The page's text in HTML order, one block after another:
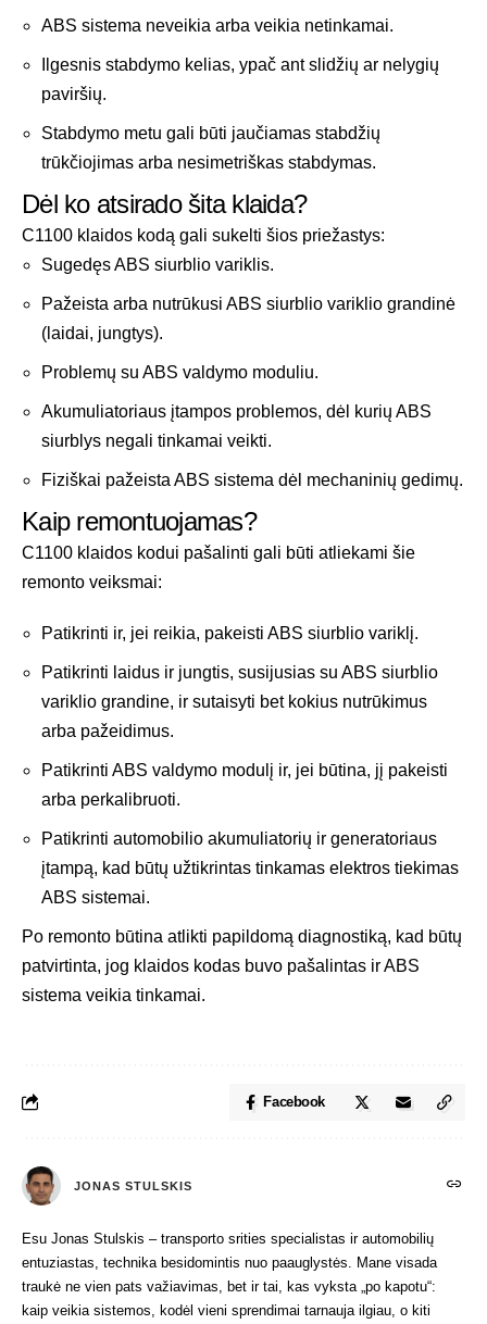
ABS sistema neveikia arba veikia netinkamai.
Ilgesnis stabdymo kelias, ypač ant slidžių ar nelygių
paviršių.
Stabdymo metu gali būti jaučiamas stabdžių
trūkčiojimas arba nesimetriškas stabdymas.
Dėl ko atsirado šita klaida?
C1100 klaidos kodą gali sukelti šios priežastys:
Sugedęs ABS siurblio variklis.
Pažeista arba nutrūkusi ABS siurblio variklio grandinė
(laidai, jungtys).
Problemų su ABS valdymo moduliu.
Akumuliatoriaus įtampos problemos, dėl kurių ABS
siurblys negali tinkamai veikti.
Fiziškai pažeista ABS sistema dėl mechaninių gedimų.
Kaip remontuojamas?
C1100 klaidos kodui pašalinti gali būti atliekami šie
remonto veiksmai:
Patikrinti ir, jei reikia, pakeisti ABS siurblio variklį.
Patikrinti laidus ir jungtis, susijusias su ABS siurblio
variklio grandine, ir sutaisyti bet kokius nutrūkimus
arba pažeidimus.
Patikrinti ABS valdymo modulį ir, jei būtina, jį pakeisti
arba perkalibruoti.
Patikrinti automobilio akumuliatorių ir generatoriaus
įtampą, kad būtų užtikrintas tinkamas elektros tiekimas
ABS sistemai.
Po remonto būtina atlikti papildomą diagnostiką, kad būtų
patvirtinta, jog klaidos kodas buvo pašalintas ir ABS
sistema veikia tinkamai.
Facebook
JONAS STULSKIS
Esu Jonas Stulskis – transporto srities specialistas ir automobilių
entuziastas, technika besidomintis nuo paauglystės. Mane visada
traukė ne vien pats važiavimas, bet ir tai, kas vyksta „po kapotu“:
kaip veikia sistemos, kodėl vieni sprendimai tarnauja ilgiau, o kiti